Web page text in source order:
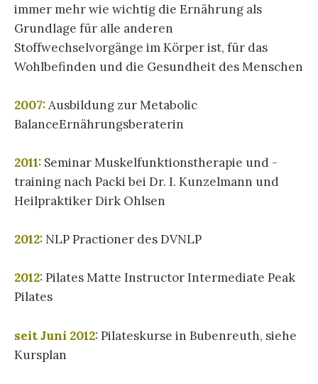
immer mehr wie wichtig die Ernährung als
Grundlage für alle anderen
Stoffwechselvorgänge im Körper ist, für das
Wohlbefinden und die Gesundheit des Menschen
2007:Ausbildung zur Metabolic
BalanceErnährungsberaterin
2011: Seminar Muskelfunktionstherapie und -
training nach Packi bei Dr. I. Kunzelmann und
Heilpraktiker Dirk Ohlsen
2012: NLP Practioner des DVNLP
2012:Pilates Matte Instructor Intermediate Peak
Pilates
seit Juni 2012:Pilateskurse in Bubenreuth, siehe
Kursplan